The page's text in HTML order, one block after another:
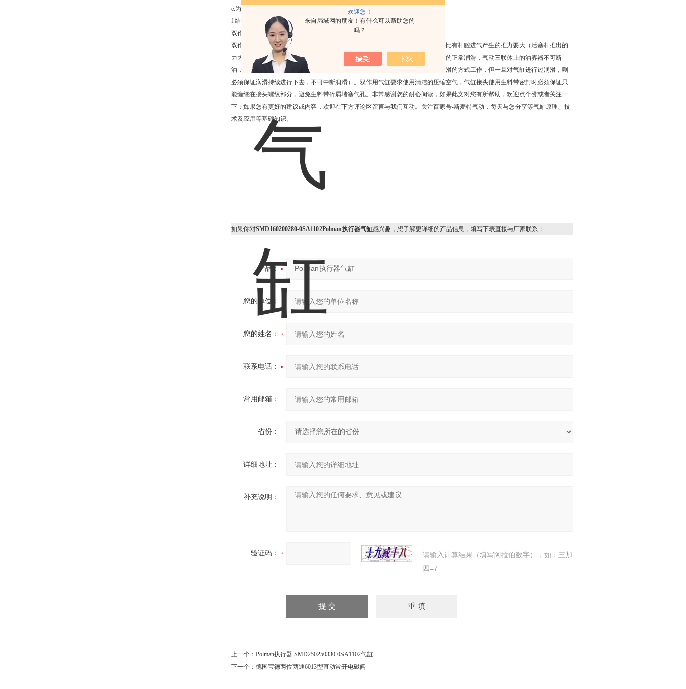
欢迎您！
来自局域网的朋友！有什么可以帮助您的
吗？
e.为使回程时的输出力足够大，活塞杆直径一般较小
f.结构简单，性能优良
双作用气缸使用注意事项：
双作用气缸不等同于双出杆气缸，受活塞杆的影响，无杆腔进气时产生的推力要比有杆腔进气产生的推力要大（活塞杆推出的
力大于活塞杆收回的力），气动回路设计时需要考虑。在使用中：必须保证气缸的正常润滑，气动三联体上的油雾器不可断
油，避免活塞缸筒的过早磨损（部分进口气缸因活塞上预涂油脂，可采用无油润滑的方式工作，但一旦对气缸进行过润滑，则
必须保证润滑持续进行下去，不可中断润滑）。双作用气缸要求使用清洁的压缩空气，气缸接头使用生料带密封时必须保证只
能缠绕在接头螺纹部分，避免生料带碎屑堵塞气孔。非常感谢您的耐心阅读，如果此文对您有所帮助，欢迎点个赞或者关注一
下；如果您有更好的建议或内容，欢迎在下方评论区留言与我们互动。关注百家号-斯麦特气动，每天与您分享等气缸原理、技
术及应用等基础知识。
如果你对SMD160200280-0SA1102Polman执行器气缸感兴趣，想了解更详细的产品信息，填写下表直接与厂家联系：
产品：
您的单位：
您的姓名：
联系电话：
常用邮箱：
省份：
详细地址：
补充说明：
验证码：
请输入计算结果（填写阿拉伯数字），如：三加
四=7
上一个：Polman执行器 SMD250250330-0SA1102气缸
下一个：德国宝德两位两通6013型直动常开电磁阀